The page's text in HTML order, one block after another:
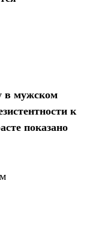
в мужском
к
показано